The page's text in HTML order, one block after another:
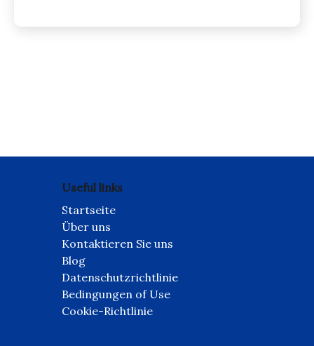
Useful links
Startseite
Über uns
Kontaktieren Sie uns
Blog
Datenschutzrichtlinie
Bedingungen of Use
Cookie-Richtlinie